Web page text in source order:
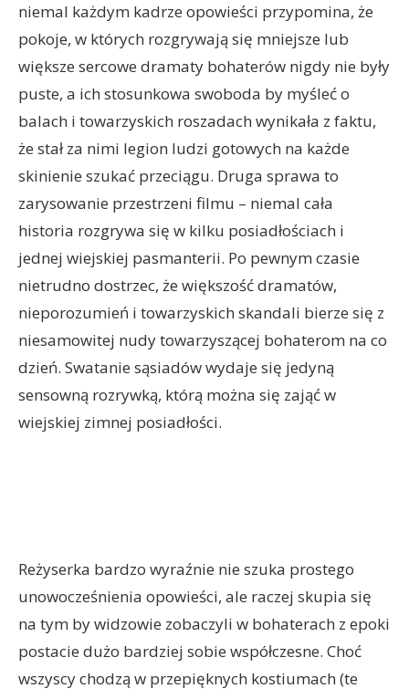
niemal każdym kadrze opowieści przypomina, że
pokoje, w których rozgrywają się mniejsze lub
większe sercowe dramaty bohaterów nigdy nie były
puste, a ich stosunkowa swoboda by myśleć o
balach i towarzyskich roszadach wynikała z faktu,
że stał za nimi legion ludzi gotowych na każde
skinienie szukać przeciągu. Druga sprawa to
zarysowanie przestrzeni filmu – niemal cała
historia rozgrywa się w kilku posiadłościach i
jednej wiejskiej pasmanterii. Po pewnym czasie
nietrudno dostrzec, że większość dramatów,
nieporozumień i towarzyskich skandali bierze się z
niesamowitej nudy towarzyszącej bohaterom na co
dzień. Swatanie sąsiadów wydaje się jedyną
sensowną rozrywką, którą można się zająć w
wiejskiej zimnej posiadłości.
Reżyserka bardzo wyraźnie nie szuka prostego
unowocześnienia opowieści, ale raczej skupia się
na tym by widzowie zobaczyli w bohaterach z epoki
postacie dużo bardziej sobie współczesne. Choć
wszyscy chodzą w przepięknych kostiumach (te